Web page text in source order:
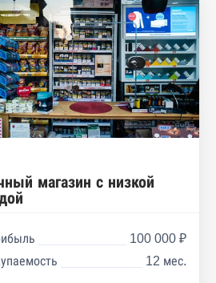
магазин с низкой
100 000 ₽
12 мес.